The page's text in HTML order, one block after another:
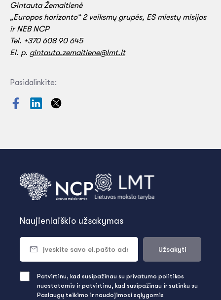
Gintauta Žemaitienė
„Europos horizonto“ 2 veiksmų grupės, ES miestų misijos
ir NEB NCP
Tel. +370 608 90 645
El. p. gintauta.zemaitiene@lmt.lt
Pasidalinkite:
Naujienlaiškio užsakymas
Užsakyti
Patvirtinu, kad susipažinau su privatumo politikos
nuostatomis ir patvirtinu, kad susipažinau ir sutinku su
Paslaugų teikimo ir naudojimosi sąlygomis